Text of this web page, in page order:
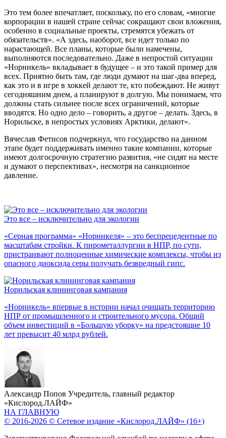
Это тем более впечатляет, поскольку, по его словам, «многие
корпорации в нашей стране сейчас сокращают свои вложения,
особенно в социальные проекты, стремятся убежать от
обязательств». «А здесь, наоборот, все идет только по
нарастающей. Все планы, которые были намечены,
выполняются последовательно. Даже в непростой ситуации
«Норникель» вкладывает в будущее – и это такой пример для
всех. Приятно быть там, где люди думают на шаг-два вперед,
как это и в игре в хоккей делают те, кто побеждают. Не живут
сегодняшним днем, а планируют в долгую. Мы понимаем, что
должны стать сильнее после всех ограничений, которые
вводятся. Но одно дело – говорить, а другое – делать. Здесь, в
Норильске, в непростых условиях Арктики, делают».
Вячеслав Фетисов подчеркнул, что государство на данном
этапе будет поддерживать именно такие компании, которые
имеют долгосрочную стратегию развития, «не сидят на месте
и думают о перспективах», несмотря на санкционное
давление.
Это все – исключительно для экологии
«Серная программа» «Норникеля» – это беспрецедентные по
масштабам стройки. К пирометаллургии в НПР, по сути,
пристраивают полноценные химические комплексы, чтобы из
опасного диоксида серы получать безвредный гипс.
Норильская клининговая кампания
«Норникель» впервые в истории начал очищать территорию
НПР от промышленного и строительного мусора. Общий
объем инвестиций в «Большую уборку» на предстоящие 10
лет превысит 40 млрд рублей.
Александр Попов Учредитель, главный редактор
«Кислород.ЛАЙФ»
НА ГЛАВНУЮ
© 2016-2026 © Сетевое издание «Кислород.ЛАЙФ» (16+)